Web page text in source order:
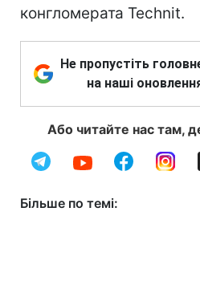
конгломерата Technit.
Не пропустіть
на наші
Або читайте нас там,
Більше по темі: